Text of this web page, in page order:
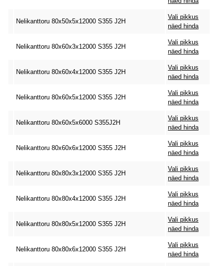
Nelikanttoru 80x50x5x12000 S355 J2H
Vali pikkus
näed hinda
Nelikanttoru 80x60x3x12000 S355 J2H
Vali pikkus
näed hinda
Nelikanttoru 80x60x4x12000 S355 J2H
Vali pikkus
näed hinda
Nelikanttoru 80x60x5x12000 S355 J2H
Vali pikkus
näed hinda
Nelikanttoru 80x60x5x6000 S355J2H
Vali pikkus
näed hinda
Nelikanttoru 80x60x6x12000 S355 J2H
Vali pikkus
näed hinda
Nelikanttoru 80x80x3x12000 S355 J2H
Vali pikkus
näed hinda
Nelikanttoru 80x80x4x12000 S355 J2H
Vali pikkus
näed hinda
Nelikanttoru 80x80x5x12000 S355 J2H
Vali pikkus
näed hinda
Nelikanttoru 80x80x6x12000 S355 J2H
Vali pikkus
näed hinda